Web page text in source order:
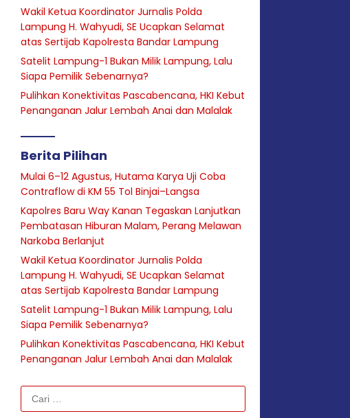
Wakil Ketua Koordinator Jurnalis Polda
Lampung H. Wahyudi, SE Ucapkan Selamat
atas Sertijab Kapolresta Bandar Lampung
Satelit Lampung-1 Bukan Milik Lampung, Lalu
Siapa Pemilik Sebenarnya?
Pulihkan Konektivitas Pascabencana, HKI Kebut
Penanganan Jalur Lembah Anai dan Malalak
Berita Pilihan
Mulai 6–12 Agustus, Hutama Karya Uji Coba
Contraflow di KM 55 Tol Binjai–Langsa
Kapolres Baru Way Kanan Tegaskan Lanjutkan
Pembatasan Hiburan Malam, Perang Melawan
Narkoba Berlanjut
Wakil Ketua Koordinator Jurnalis Polda
Lampung H. Wahyudi, SE Ucapkan Selamat
atas Sertijab Kapolresta Bandar Lampung
Satelit Lampung-1 Bukan Milik Lampung, Lalu
Siapa Pemilik Sebenarnya?
Pulihkan Konektivitas Pascabencana, HKI Kebut
Penanganan Jalur Lembah Anai dan Malalak
Cari
untuk: